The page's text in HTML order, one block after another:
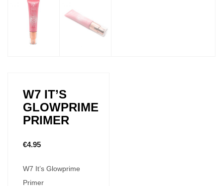
W7 IT’S
GLOWPRIME
PRIMER
€4.95
W7 It’s Glowprime
Primer